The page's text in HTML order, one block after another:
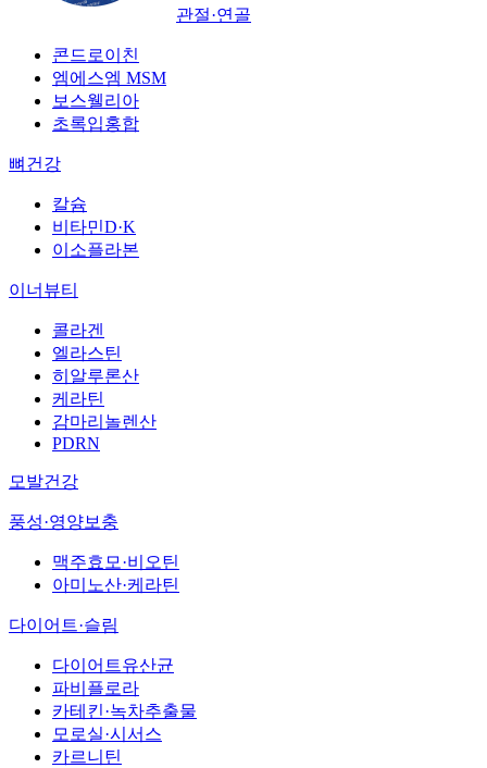
관절·연골
콘드로이친
엠에스엠 MSM
보스웰리아
초록입홍합
뼈건강
칼슘
비타민D·K
이소플라본
이너뷰티
콜라겐
엘라스틴
히알루론산
케라틴
감마리놀렌산
PDRN
모발건강
풍성·영양보충
맥주효모·비오틴
아미노산·케라틴
다이어트·슬림
다이어트유산균
파비플로라
카테킨·녹차추출물
모로실·시서스
카르니틴